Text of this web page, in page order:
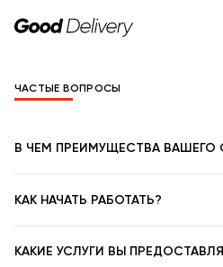
ЧАСТЫЕ ВОПРОСЫ
В ЧЕМ ПРЕИМУЩЕСТВА ВАШЕГО
КАК НАЧАТЬ РАБОТАТЬ?
КАКИЕ УСЛУГИ ВЫ